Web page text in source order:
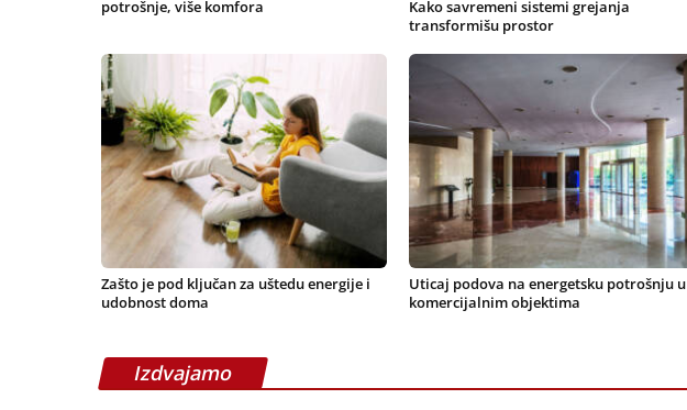
potrošnje, više komfora
Kako savremeni sistemi grejanja
transformišu prostor
Zašto je pod ključan za uštedu energije i
udobnost doma
Uticaj podova na energetsku potrošnju u
komercijalnim objektima
Izdvajamo